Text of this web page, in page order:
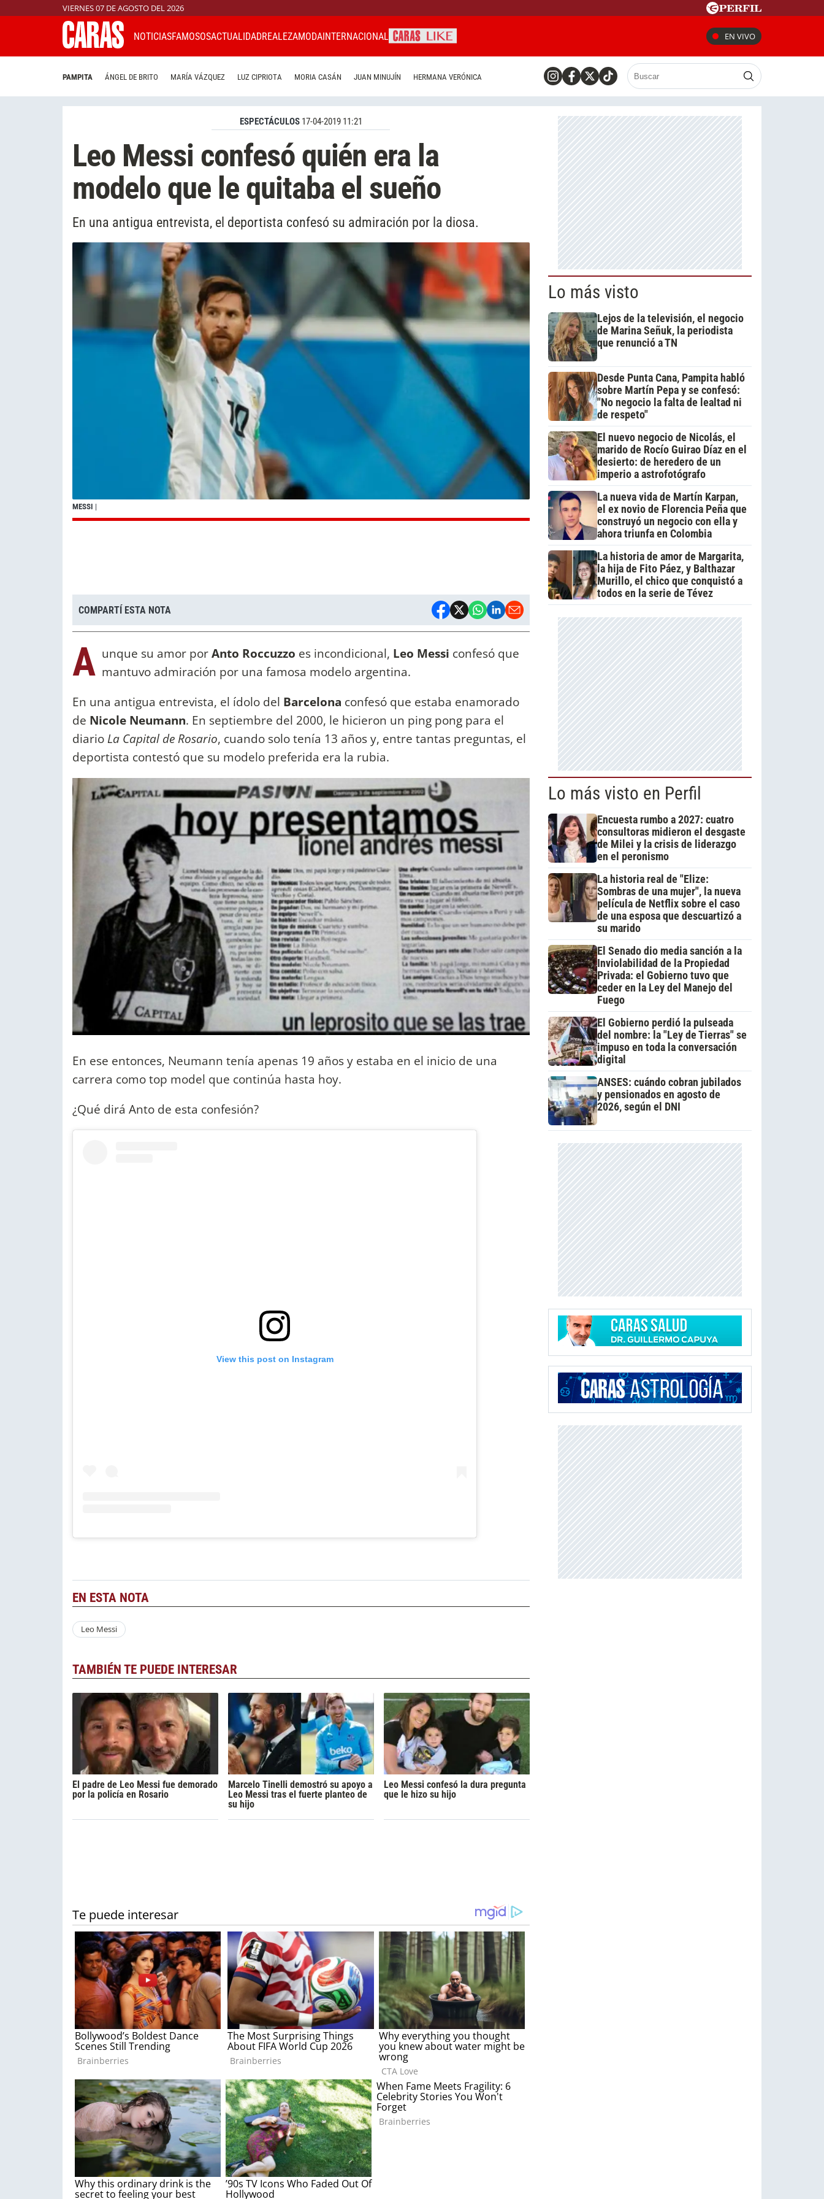
VIERNES 07 DE AGOSTO DEL 2026
NOTICIASFAMOSOSACTUALIDADREALEZAMODAINTERNACIONAL EN VIVO
PAMPITA ÁNGEL DE BRITO MARÍA VÁZQUEZ LUZ CIPRIOTA MORIA CASÁN JUAN MINUJÍN HERMANA VERÓNICA
ESPECTÁCULOS 17-04-2019 11:21
Leo Messi confesó quién era la
modelo que le quitaba el sueño
En una antigua entrevista, el deportista confesó su admiración por la diosa.
MESSI |
COMPARTÍ ESTA NOTA
A unque su amor porAnto Roccuzzo es incondicional, Leo Messi confesó que
mantuvo admiración por una famosa modelo argentina.
En una antigua entrevista, el ídolo del Barcelona confesó que estaba enamorado
de Nicole Neumann. En septiembre del 2000, le hicieron un ping pong para el
diario La Capital de Rosario, cuando solo tenía 13 años y, entre tantas preguntas, el
deportista contestó que su modelo preferida era la rubia.
En ese entonces, Neumann tenía apenas 19 años y estaba en el inicio de una
carrera como top model que continúa hasta hoy.
¿Qué dirá Anto de esta confesión?
View this post on Instagram
EN ESTA NOTA
Leo Messi
TAMBIÉN TE PUEDE INTERESAR
El padre de Leo Messi fue demorado
por la policía en Rosario
Marcelo Tinelli demostró su apoyo a
Leo Messi tras el fuerte planteo de
su hijo
Leo Messi confesó la dura pregunta
que le hizo su hijo
Lo más visto
Lejos de la televisión, el negocio
de Marina Señuk, la periodista
que renunció a TN
Desde Punta Cana, Pampita habló
sobre Martín Pepa y se confesó:
"No negocio la falta de lealtad ni
de respeto"
El nuevo negocio de Nicolás, el
marido de Rocío Guirao Díaz en el
desierto: de heredero de un
imperio a astrofotógrafo
La nueva vida de Martín Karpan,
el ex novio de Florencia Peña que
construyó un negocio con ella y
ahora triunfa en Colombia
La historia de amor de Margarita,
la hija de Fito Páez, y Balthazar
Murillo, el chico que conquistó a
todos en la serie de Tévez
Lo más visto en Perfil
Encuesta rumbo a 2027: cuatro
consultoras midieron el desgaste
de Milei y la crisis de liderazgo
en el peronismo
La historia real de "Elize:
Sombras de una mujer", la nueva
película de Netflix sobre el caso
de una esposa que descuartizó a
su marido
El Senado dio media sanción a la
Inviolabilidad de la Propiedad
Privada: el Gobierno tuvo que
ceder en la Ley del Manejo del
Fuego
El Gobierno perdió la pulseada
del nombre: la "Ley de Tierras" se
impuso en toda la conversación
digital
ANSES: cuándo cobran jubilados
y pensionados en agosto de
2026, según el DNI